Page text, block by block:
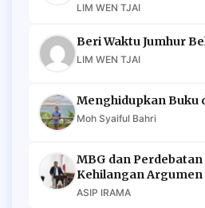
LIM WEN TJAI
Beri Waktu Jumhur
LIM WEN TJAI
Menghidupkan Buku
Moh Syaiful Bahri
MBG dan
Kehilangan Argumen
ASIP IRAMA